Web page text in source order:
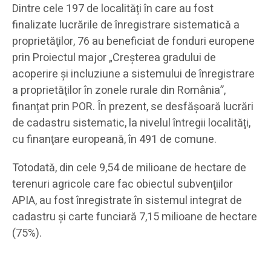
Dintre cele 197 de localităţi în care au fost
finalizate lucrările de înregistrare sistematică a
proprietăţilor, 76 au beneficiat de fonduri europene
prin Proiectul major „Creşterea gradului de
acoperire şi incluziune a sistemului de înregistrare
a proprietăţilor în zonele rurale din România”,
finanţat prin POR. În prezent, se desfăşoară lucrări
de cadastru sistematic, la nivelul întregii localităţi,
cu finanţare europeană, în 491 de comune.
Totodată, din cele 9,54 de milioane de hectare de
terenuri agricole care fac obiectul subvenţiilor
APIA, au fost înregistrate în sistemul integrat de
cadastru şi carte funciară 7,15 milioane de hectare
(75%).